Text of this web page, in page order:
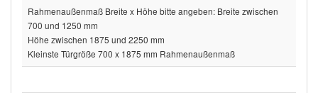
Rahmenaußenmaß Breite x Höhe bitte angeben: Breite zwischen
700 und 1250 mm
Höhe zwischen 1875 und 2250 mm
Kleinste Türgröße 700 x 1875 mm Rahmenaußenmaß